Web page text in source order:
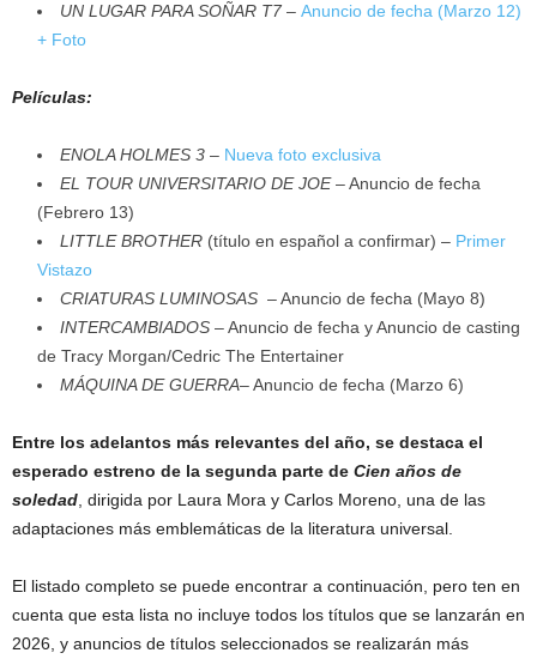
UN LUGAR PARA SOÑAR T7 – Anuncio de fecha (Marzo 12)
+ Foto
Películas:
ENOLA HOLMES 3 – Nueva foto exclusiva
EL TOUR UNIVERSITARIO DE JOE– Anuncio de fecha
(Febrero 13)
LITTLE BROTHER (título en español a confirmar) – Primer
Vistazo
CRIATURAS LUMINOSAS – Anuncio de fecha (Mayo 8)
INTERCAMBIADOS – Anuncio de fecha y Anuncio de casting
de Tracy Morgan/Cedric The Entertainer
MÁQUINA DE GUERRA– Anuncio de fecha (Marzo 6)
Entre los adelantos más relevantes del año, se destaca el
esperado estreno de la segunda parte de Cien años de
soledad, dirigida por Laura Mora y Carlos Moreno, una de las
adaptaciones más emblemáticas de la literatura universal.
El listado completo se puede encontrar a continuación, pero ten en
cuenta que esta lista no incluye todos los títulos que se lanzarán en
2026, y anuncios de títulos seleccionados se realizarán más